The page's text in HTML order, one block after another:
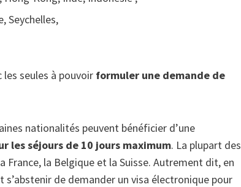
Seychelles,
seules à pouvoir formuler une demande de
nationalités peuvent bénéficier d’une
les séjours de 10 jours maximum. La plupart des
France, la Belgique et la Suisse. Autrement dit, en
s’abstenir de demander un visa électronique pour